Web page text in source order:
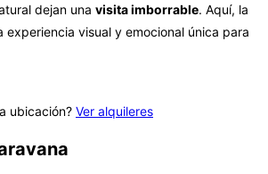
dejan una visita imborrable. Aquí, la
experiencia visual y emocional única para
ubicación? Ver alquileres